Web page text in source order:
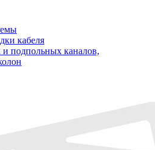
кабеля
подпольных каналов,